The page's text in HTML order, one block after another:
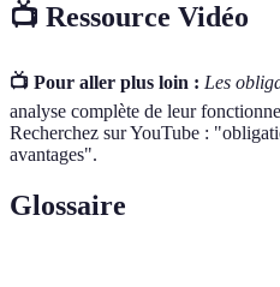
📺 Ressource Vidéo
📺 Pour aller plus loin : Les
analyse complète de leur
Recherchez sur YouTube :
avantages".
Glossaire